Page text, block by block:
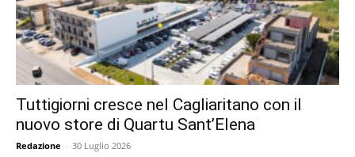
Tuttigiorni cresce nel Cagliaritano con il
nuovo store di Quartu Sant’Elena
Redazione - 30 Luglio 2026